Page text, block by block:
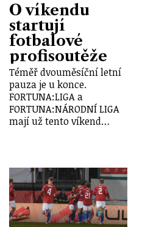
O víkendu
startují
fotbalové
profisoutěže
Téměř dvouměsíční letní
pauza je u konce.
FORTUNA:LIGA a
FORTUNA:NÁRODNÍ LIGA
mají už tento víkend…